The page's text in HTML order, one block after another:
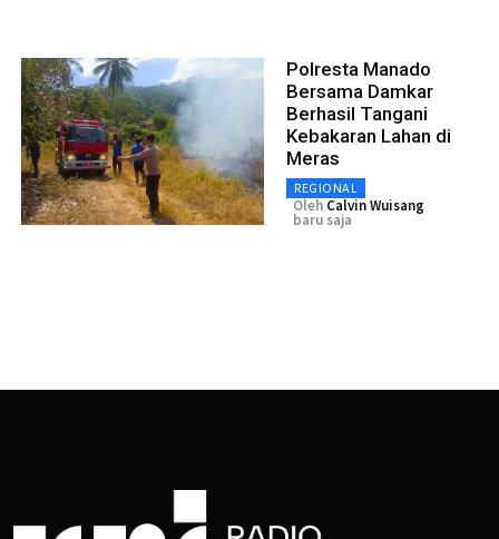
Polresta Manado
Bersama Damkar
Berhasil Tangani
Kebakaran Lahan di
Meras
REGIONAL
Oleh Calvin Wuisang
baru saja